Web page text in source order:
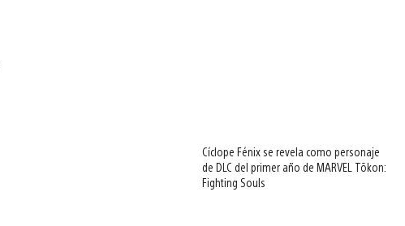
Cíclope Fénix se revela como personaje
de DLC del primer año de MARVEL Tōkon:
Fighting Souls